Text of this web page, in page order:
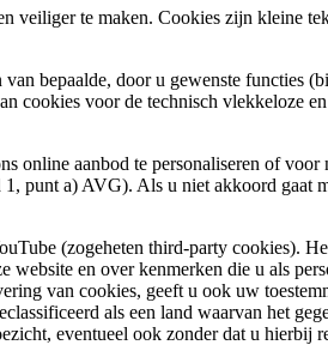
veiliger te maken. Cookies zijn kleine
bepaalde, door u gewenste functies
cookies voor de technisch vlekkeloze
online aanbod te personaliseren of
punt a) AVG). Als u niet akkoord gaat
(zogeheten third-party cookies).
en over kenmerken die u als
van cookies, geeft u ook uw
als een land waarvan het
eventueel ook zonder dat u hierbij